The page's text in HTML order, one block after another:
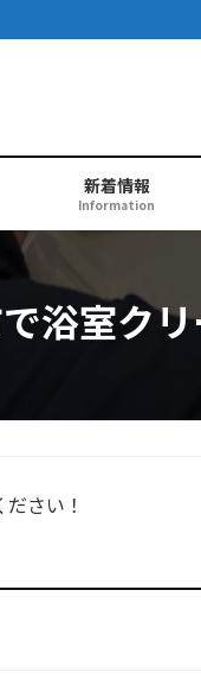
新着情報
Information
浴室ク
さい！